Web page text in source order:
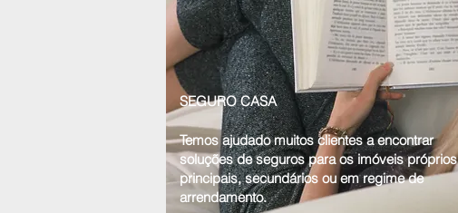
SEGURO CASA
Temos ajudado muitos clientes a encontrar
soluções de seguros para os imóveis próprios
principais, secundários ou em regime de
arrendamento.